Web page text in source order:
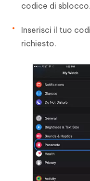
codice di sblocco.
Inserisci il tuo
richiesto.